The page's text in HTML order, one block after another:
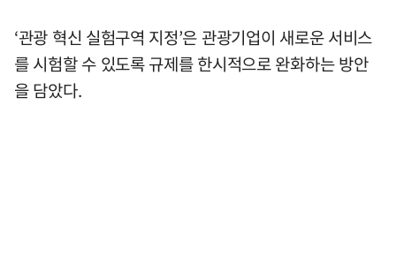
‘관광 혁신 실험구역 지정’은 관광기업이 새로운 서비스
를 시험할 수 있도록 규제를 한시적으로 완화하는 방안
을 담았다.